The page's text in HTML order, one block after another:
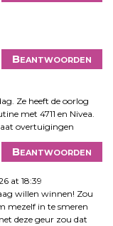
Beantwoorden
Ze heeft de oorlog
met 4711 en Nivea.
overtuigingen
Beantwoorden
at 18:39
willen winnen! Zou
mezelf in te smeren
deze geur zou dat